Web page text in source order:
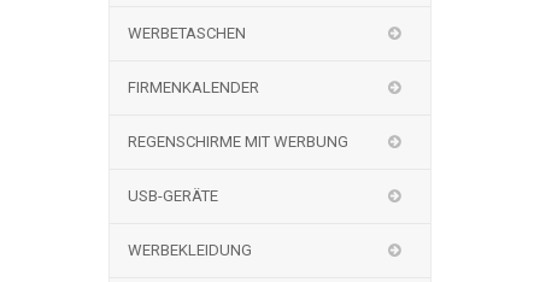
WERBETASCHEN
FIRMENKALENDER
REGENSCHIRME MIT WERBUNG
USB-GERÄTE
WERBEKLEIDUNG